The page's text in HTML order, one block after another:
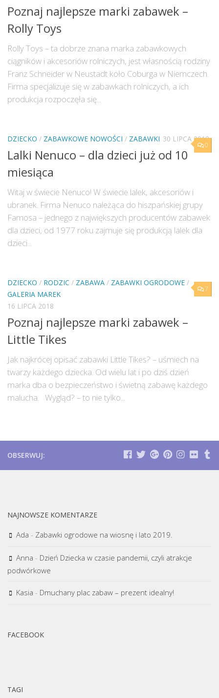
Poznaj najlepsze marki zabawek –
Rolly Toys
Rolly Toys – ta dobrze znana marka zabawkowych
ciągników i akcesoriów rolniczych, jest własnością rodziny
Franz Schneider w Neustadt koło Coburga w Niemczech.
Firma specjalizuje się w zabawkach rolniczych, a ich
produkcja rozpoczęła się...
0
DZIECKO / ZABAWKOWE NOWOŚCI / ZABAWKI 30 LIPCA 2018
Lalki Nenuco – dla dzieci już od 10
miesiąca
Witaj w świecie Nenuco! W świecie lalek, akcesoriów i
ubranek. Firma Nenuco należąca do hiszpańskiej grupy
Famosa – jednego z największych producentów zabawek
dla dzieci, od 1977 roku zajmuje się produkcją lalek dla
dzieci...
7
DZIECKO / RODZIC / ZABAWA / ZABAWKI OGRODOWE /
GALERIA MAREK
16 LIPCA 2018
Poznaj najlepsze marki zabawek –
Little Tikes
Jak najkrócej opisać zabawki Little Tikes? – uśmiech na
twarzy każdego dziecka. Od wielu lat i po dziś dzień
marka dba o bezpieczeństwo i świetną zabawę każdego
malucha. Wygląd? – to nie tylko...
OBSERWUJ:
NAJNOWSZE KOMENTARZE
Ada - Zabawki ogrodowe na wiosnę i lato 2019.
Anna - Dzień Dziecka w czasie pandemii, czyli atrakcje
podwórkowe
Kasia - Dmuchany plac zabaw – prezent idealny!
FACEBOOK
TAGI